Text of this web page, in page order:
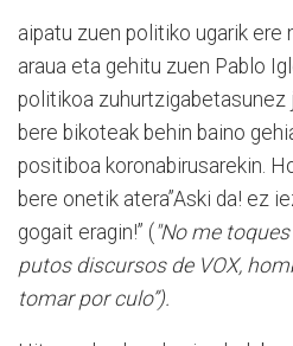
aipatu zuen politiko ugarik ere
araua eta gehitu zuen Pablo
politikoa zuhurtzigabetasunez
bere bikoteak behin baino
positiboa koronabirusarekin.
bere onetik atera”Aski da! ez
gogait eragin!” ("No me
putos discursos de VOX,
tomar por culo”).